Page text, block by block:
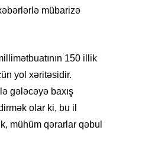
mübarizə
150 illik
yol xəritəsidir.
gələcəyə baxış
olar ki, bu il
mühüm qərarlar qəbul